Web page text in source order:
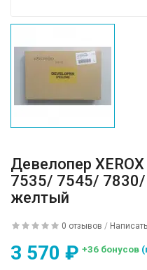
Девелопер
7535/ 7545/
желтый
0 отзывов /
3 570 ₽ +36 бонусов